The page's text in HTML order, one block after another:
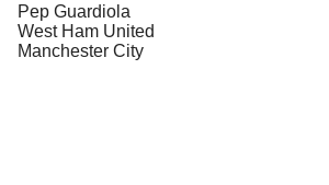
Pep Guardiola
West Ham United
Manchester City